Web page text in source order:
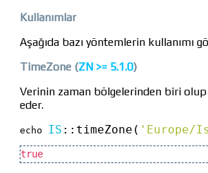
Kullanımlar
Aşağıda bazı yöntemlerin kullanımı
TimeZone (ZN >= 5.1.0)
Verinin zaman bölgelerinden biri olup
eder.
echo IS :: timeZone( 'Europe/
true